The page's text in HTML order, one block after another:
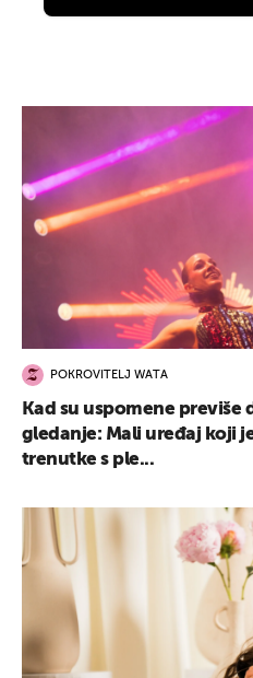
POKROVITELJ WATA
Kad su uspomene previše
gledanje: Mali uređaj koji
trenutke s ple...